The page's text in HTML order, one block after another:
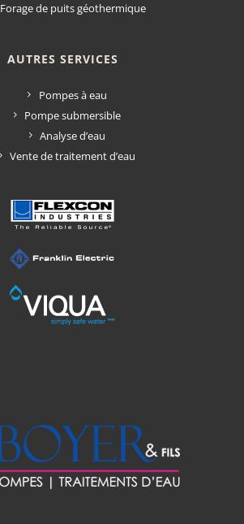
Forage de puits géothermique
AUTRES SERVICES
Pompes à eau
Pompe submersible
Analyse d’eau
Vente de traitement d’eau